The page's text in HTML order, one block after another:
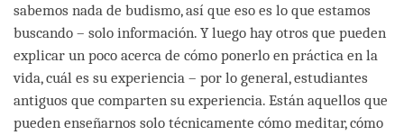
sabemos nada de budismo, así que eso es lo que estamos
buscando – solo información. Y luego hay otros que pueden
explicar un poco acerca de cómo ponerlo en práctica en la
vida, cuál es su experiencia – por lo general, estudiantes
antiguos que comparten su experiencia. Están aquellos que
pueden enseñarnos solo técnicamente cómo meditar, cómo